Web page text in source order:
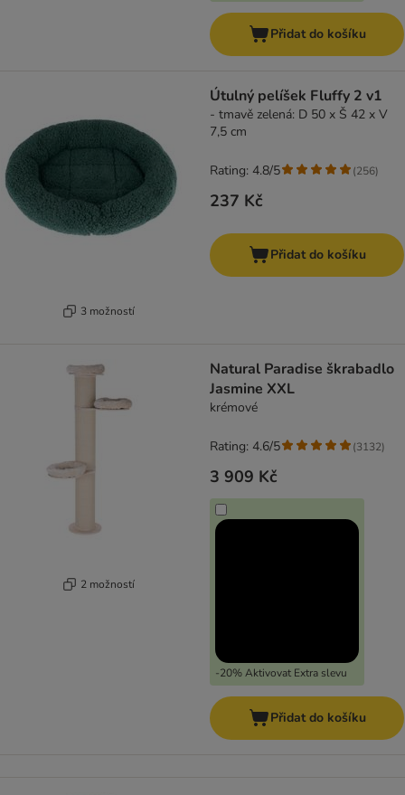
Přidat do košíku
3 možností
Útulný pelíšek Fluffy 2 v1
- tmavě zelená: D 50 x Š 42 x V
7,5 cm
237 Kč
Rating: 4.8/5 (256)
Přidat do košíku
2 možností
Natural Paradise škrabadlo
Jasmine XXL
krémové
3 909 Kč
-20% Aktivovat Extra slevu
Rating: 4.6/5 (3132)
Přidat do košíku